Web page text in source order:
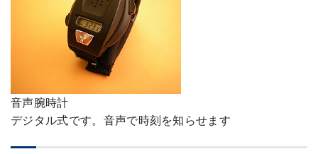
音声腕時計
デジタル式です。音声で時刻を知らせます